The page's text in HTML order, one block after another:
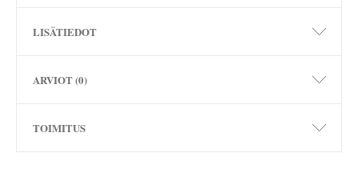
LISÄTIEDOT
ARVIOT (0)
TOIMITUS